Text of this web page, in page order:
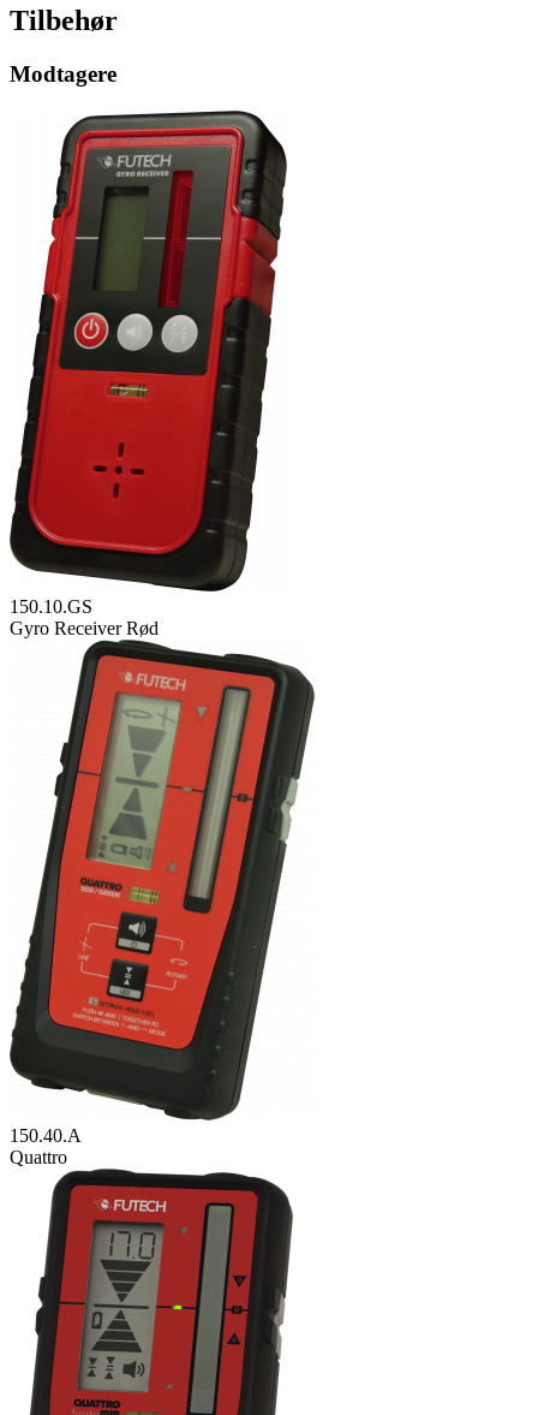
Tilbehør
Modtagere
150.10.GS
Gyro Receiver Rød
150.40.A
Quattro